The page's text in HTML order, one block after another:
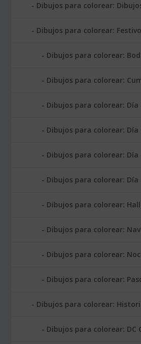
Dibujos para colorear:
Dibujos para colorear:
Dibujos para colorear:
Dibujos para colorear:
Dibujos para colorear: Día
Dibujos para colorear:
Dibujos para colorear: Día
Dibujos para colorear: Día
Dibujos para colorear:
Dibujos para colorear:
Dibujos para colorear:
Dibujos para colorear:
Dibujos para colorear:
Dibujos para colorear: DC